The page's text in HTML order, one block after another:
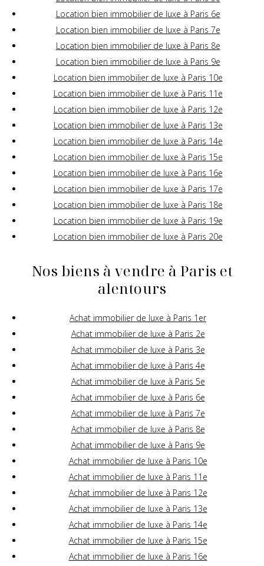
Location bien immobilier de luxe à Paris 6e
Location bien immobilier de luxe à Paris 7e
Location bien immobilier de luxe à Paris 8e
Location bien immobilier de luxe à Paris 9e
Location bien immobilier de luxe à Paris 10e
Location bien immobilier de luxe à Paris 11e
Location bien immobilier de luxe à Paris 12e
Location bien immobilier de luxe à Paris 13e
Location bien immobilier de luxe à Paris 14e
Location bien immobilier de luxe à Paris 15e
Location bien immobilier de luxe à Paris 16e
Location bien immobilier de luxe à Paris 17e
Location bien immobilier de luxe à Paris 18e
Location bien immobilier de luxe à Paris 19e
Location bien immobilier de luxe à Paris 20e
Nos biens à vendre à Paris et
alentours
Achat immobilier de luxe à Paris 1er
Achat immobilier de luxe à Paris 2e
Achat immobilier de luxe à Paris 3e
Achat immobilier de luxe à Paris 4e
Achat immobilier de luxe à Paris 5e
Achat immobilier de luxe à Paris 6e
Achat immobilier de luxe à Paris 7e
Achat immobilier de luxe à Paris 8e
Achat immobilier de luxe à Paris 9e
Achat immobilier de luxe à Paris 10e
Achat immobilier de luxe à Paris 11e
Achat immobilier de luxe à Paris 12e
Achat immobilier de luxe à Paris 13e
Achat immobilier de luxe à Paris 14e
Achat immobilier de luxe à Paris 15e
Achat immobilier de luxe à Paris 16e